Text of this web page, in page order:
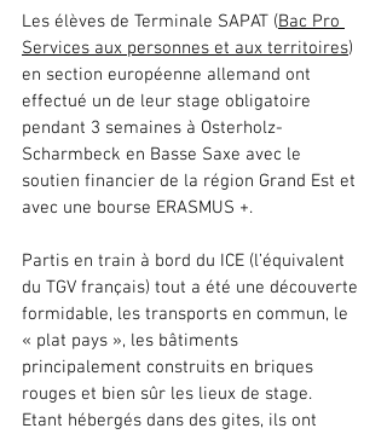
Les élèves de Terminale SAPAT (Bac Pro
Services aux personnes et aux territoires)
en section européenne allemand ont
effectué un de leur stage obligatoire
pendant 3 semaines à Osterholz-
Scharmbeck en Basse Saxe avec le
soutien financier de la région Grand Est et
avec une bourse ERASMUS +.
Partis en train à bord du ICE (l’équivalent
du TGV français) tout a été une découverte
formidable, les transports en commun, le
« plat pays », les bâtiments
principalement construits en briques
rouges et bien sûr les lieux de stage.
Etant hébergés dans des gites, ils ont